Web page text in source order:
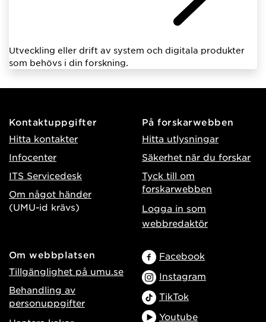
Utveckling eller drift av system och digitala produkter
som behövs i din forskning.
Kontaktuppgifter
Hitta kontakter
Infocenter
ITS Servicedesk
Om något händer
(UMU-id krävs)
På forskarwebben
Hitta utlysningar
Säkerhet när du forskar
Tyck till om
forskarwebben
Logga in som
webbredaktör
Om webbplatsen
Tillgänglighet på umu.se
Behandling av
personuppgifter
Facebook
Instagram
TikTok
Youtube